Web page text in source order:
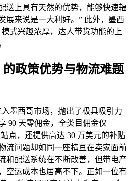
送上具有天然的优势，能够快速辐
展来说是一大利好。” 此外，墨西
式兴趣浓厚，达人带货功能的上
政策优势与物流难题
墨西哥市场，抛出了极具吸引力
90 天零佣金，全类目佣金仅
点，还提供高达 30 万美元的补贴
流问题却如同一座横亘在卖家面前
和配送系统在不断改善，但带电产
空运成本也居高不下。正如一位有